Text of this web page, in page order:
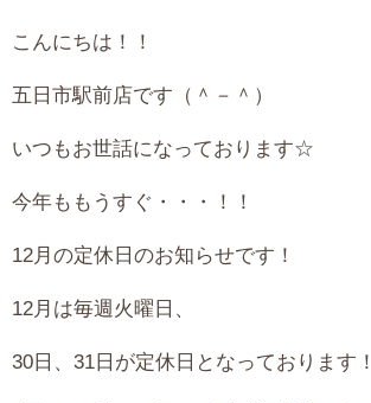
こんにちは！！
五日市駅前店です（＾－＾）
いつもお世話になっております☆
今年ももうすぐ・・・！！
12月の定休日のお知らせです！
12月は毎週火曜日、
30日、31日が定休日となっております！